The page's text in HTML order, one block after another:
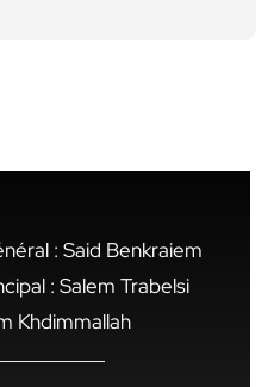
: Said Benkraiem
: Salem Trabelsi
Khdimmallah